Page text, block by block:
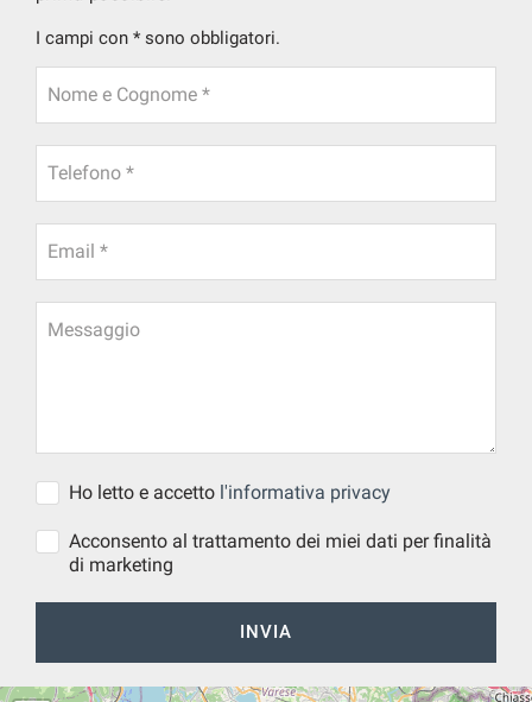
I campi con * sono obbligatori.
Nome e Cognome *
Telefono *
Email *
Messaggio
Ho letto e accetto l'informativa privacy
Acconsento al trattamento dei miei dati per finalità
di marketing
INVIA